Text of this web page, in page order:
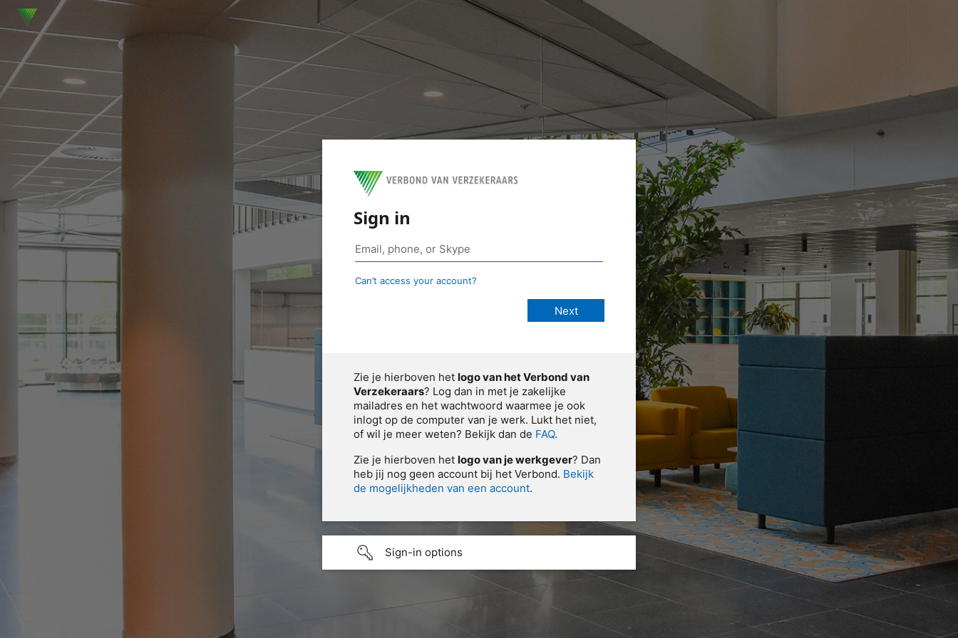
Sign in
Can’t access your account?
Zie je hierboven het logo van het Verbond van
Verzekeraars? Log dan in met je zakelijke
mailadres en het wachtwoord waarmee je ook
inlogt op de computer van je werk. Lukt het niet,
of wil je meer weten? Bekijk dan de FAQ.
Zie je hierboven het logo van je werkgever? Dan
heb jij nog geen account bij het Verbond. Bekijk
de mogelijkheden van een account.
Sign-in options